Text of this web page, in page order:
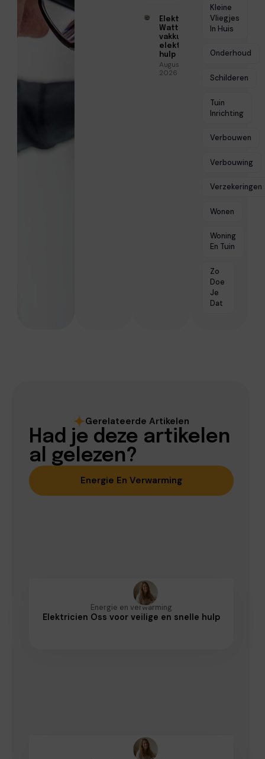
Elektricien
Watt voor
vakkundige
elektrische
hulp
Augustus 5,
2026
Kleine
Vliegjes
In Huis
Onderhoud
Schilderen
Tuin
Inrichting
Verbouwen
Verbouwing
Verzekeringen
Wonen
Woning
En Tuin
Zo
Doe
Je
Dat
Gerelateerde Artikelen
Had je deze artikelen
al gelezen?
Energie En Verwarming
Energie en verwarming
Elektricien Oss voor veilige en snelle hulp